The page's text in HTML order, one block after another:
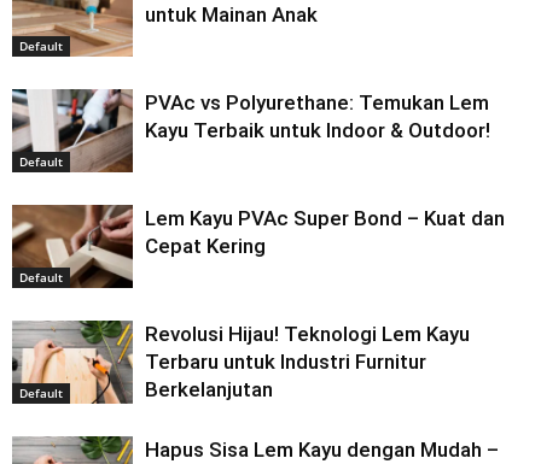
Default
untuk Mainan Anak
Default
PVAc vs Polyurethane: Temukan Lem
Kayu Terbaik untuk Indoor & Outdoor!
Default
Lem Kayu PVAc Super Bond – Kuat dan
Cepat Kering
Default
Revolusi Hijau! Teknologi Lem Kayu
Terbaru untuk Industri Furnitur
Berkelanjutan
Hapus Sisa Lem Kayu dengan Mudah –